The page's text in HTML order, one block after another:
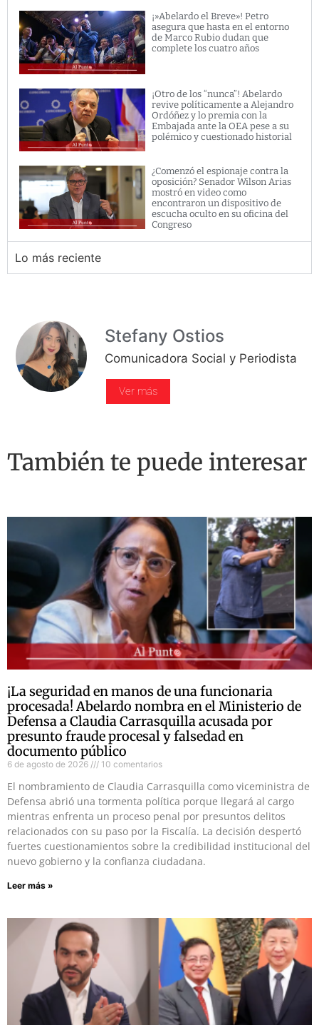
¡»Abelardo el Breve»! Petro
asegura que hasta en el entorno
de Marco Rubio dudan que
complete los cuatro años
¡Otro de los “nunca”! Abelardo
revive políticamente a Alejandro
Ordóñez y lo premia con la
Embajada ante la OEA pese a su
polémico y cuestionado historial
¿Comenzó el espionaje contra la
oposición? Senador Wilson Arias
mostró en video como
encontraron un dispositivo de
escucha oculto en su oficina del
Congreso
Lo más reciente
Stefany Ostios
Comunicadora Social y Periodista
Ver más
También te puede interesar
¡La seguridad en manos de una funcionaria
procesada! Abelardo nombra en el Ministerio de
Defensa a Claudia Carrasquilla acusada por
presunto fraude procesal y falsedad en
documento público
6 de agosto de 2026 10 comentarios
El nombramiento de Claudia Carrasquilla como viceministra de
Defensa abrió una tormenta política porque llegará al cargo
mientras enfrenta un proceso penal por presuntos delitos
relacionados con su paso por la Fiscalía. La decisión despertó
fuertes cuestionamientos sobre la credibilidad institucional del
nuevo gobierno y la confianza ciudadana.
Leer más »